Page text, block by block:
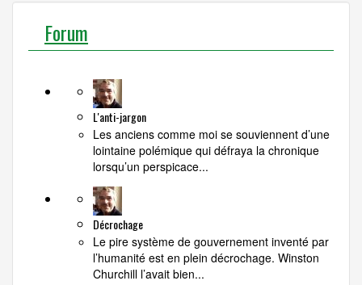
Forum
L'anti-jargon
Les anciens comme moi se souviennent d’une
lointaine polémique qui défraya la chronique
lorsqu’un perspicace...
Décrochage
Le pire système de gouvernement inventé par
l’humanité est en plein décrochage. Winston
Churchill l’avait bien...